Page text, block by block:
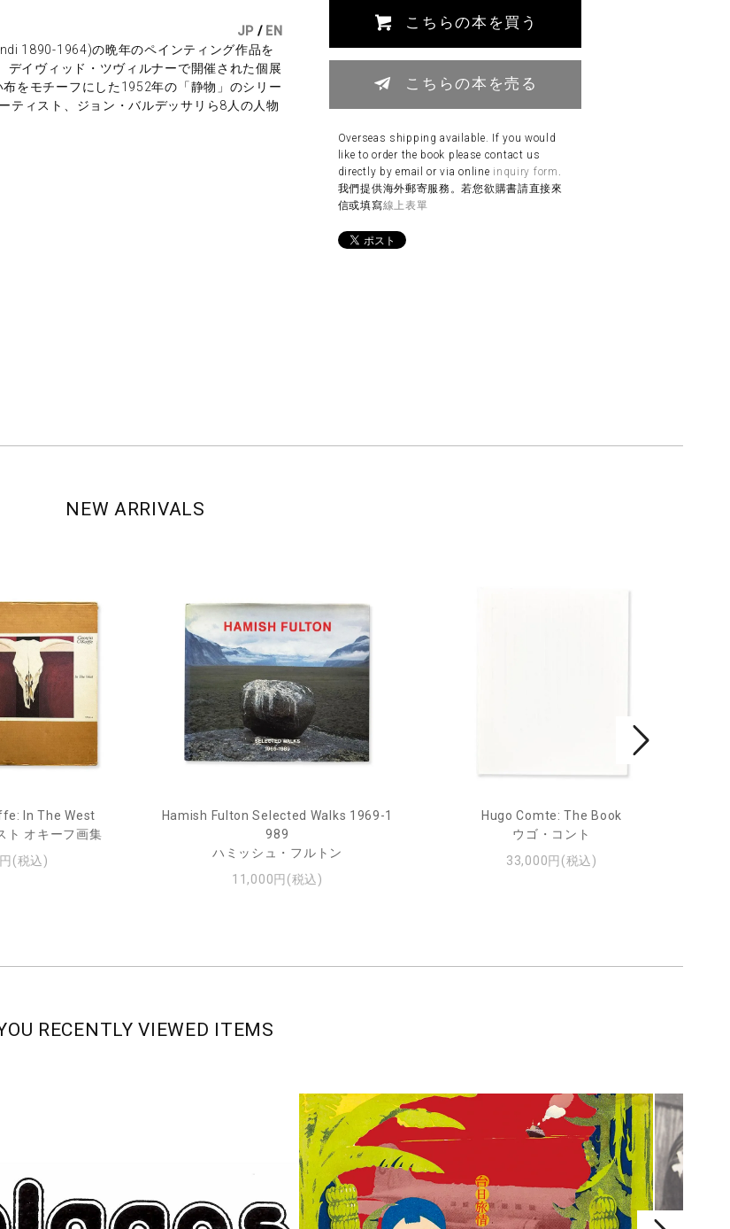
JP / EN
1890-1964)の晩年のペインティング作品を
イヴィッド・ツヴィルナーで開催された個展
をモチーフにした1952年の「静物」のシリー
ティスト、ジョン・バルデッサリら8人の人物
こちらの本を買う
こちらの本を売る
Overseas shipping available. If you would
like to order the book please contact us
directly by email or via online inquiry form .
我們提供海外郵寄服務。若您欲購書請直接來
信或填寫線上表單
NEW ARRIVALS
In The West
ト オキーフ画集
(税込)
Hamish Fulton Selected Walks 1969-1
989
ハミッシュ・フルトン
11,000円(税込)
Hugo Comte: The Book
ウゴ・コント
33,000円(税込)
RECENTLY VIEWED ITEMS